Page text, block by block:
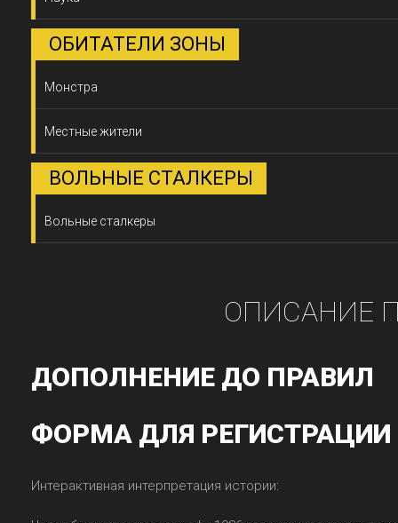
ОБИТАТЕЛИ ЗОНЫ
Монстра
Местные жители
ВОЛЬНЫЕ СТАЛКЕРЫ
Вольные сталкеры
ОПИСАНИЕ
ДОПОЛНЕНИЕ ДО ПРАВИЛ
ФОРМА ДЛЯ РЕГИСТРАЦИИ
Интерактивная интерпретация истории: